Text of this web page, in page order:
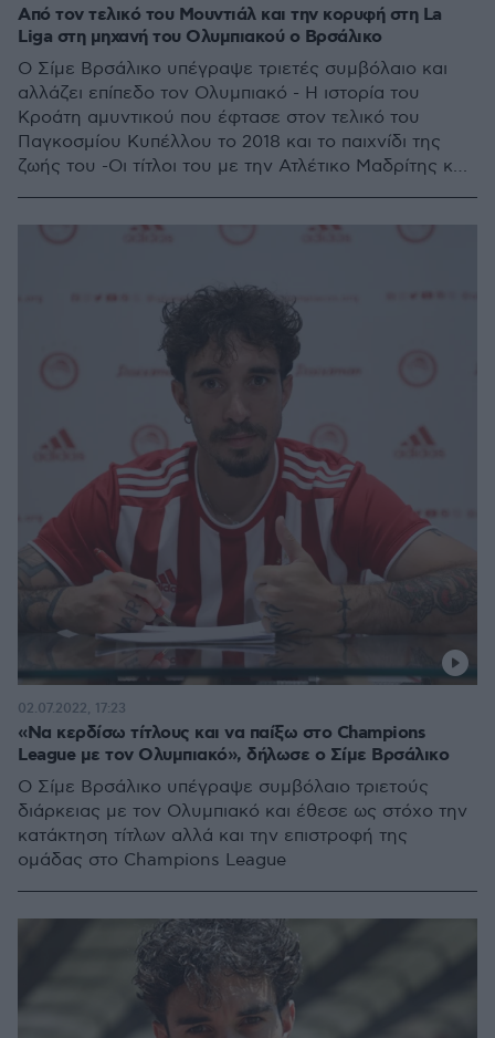
Από τον τελικό του Μουντιάλ και την κορυφή στη La
Liga στη μηχανή του Ολυμπιακού ο Βρσάλικο
Ο Σίμε Βρσάλικο υπέγραψε τριετές συμβόλαιο και
αλλάζει επίπεδο τον Ολυμπιακό - Η ιστορία του
Κροάτη αμυντικού που έφτασε στον τελικό του
Παγκοσμίου Κυπέλλου το 2018 και το παιχνίδι της
ζωής του -Οι τίτλοι του με την Ατλέτικο Μαδρίτης και
«Να κερδίσω τίτλους και να παίξω στο Champions
League με τον Ολυμπιακό», δήλωσε ο Σίμε Βρσάλικο
Ο Σίμε Βρσάλικο υπέγραψε συμβόλαιο τριετούς
διάρκειας με τον Ολυμπιακό και έθεσε ως στόχο την
κατάκτηση τίτλων αλλά και την επιστροφή της
ομάδας στο Champions League
02.07.2022, 17:23